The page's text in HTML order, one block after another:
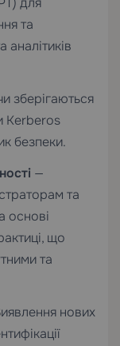
та
аналітиків
зберігаються
Kerberos
безпеки.
—
та
основі
що
та
нових